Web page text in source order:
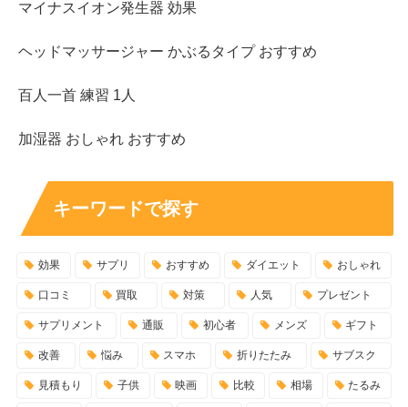
マイナスイオン発生器 効果
ヘッドマッサージャー かぶるタイプ おすすめ
百人一首 練習 1人
加湿器 おしゃれ おすすめ
キーワードで探す
効果 サプリ おすすめ ダイエット おしゃれ
口コミ 買取 対策 人気 プレゼント
サプリメント 通販 初心者 メンズ ギフト
改善 悩み スマホ 折りたたみ サブスク
見積もり 子供 映画 比較 相場 たるみ